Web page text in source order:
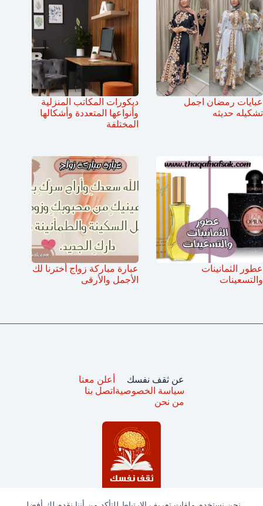
عبايات رمضان اجمل
تشكيله حديثه
ديكورات المكاتب المنزلية
وأنواعها المتعددة وأشكالها
المختلفة
عطور الثمانينات
والتسعينات
عبارة مباركة زواج أخترنا لك
الأجمل والأرقى
عن ثقف نفسك
سياسة الخصوصية
من نحن
أعلن معنا
اتصل بنا